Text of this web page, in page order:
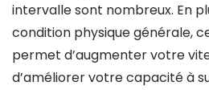
intervalle sont nombreux. En
condition physique générale,
permet d’augmenter votre
d’améliorer votre capacité à